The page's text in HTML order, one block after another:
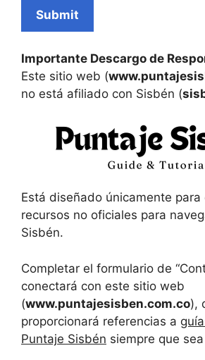
Importante Descargo de
Este sitio web (
no está afiliado con Sisbén (
Está diseñado únicamente
recursos no oficiales para
Sisbén.
Completar el formulario de
conectará con este sitio web
(www.puntajesisben.com.co),
proporcionará referencias a
Puntaje Sisbén siempre que